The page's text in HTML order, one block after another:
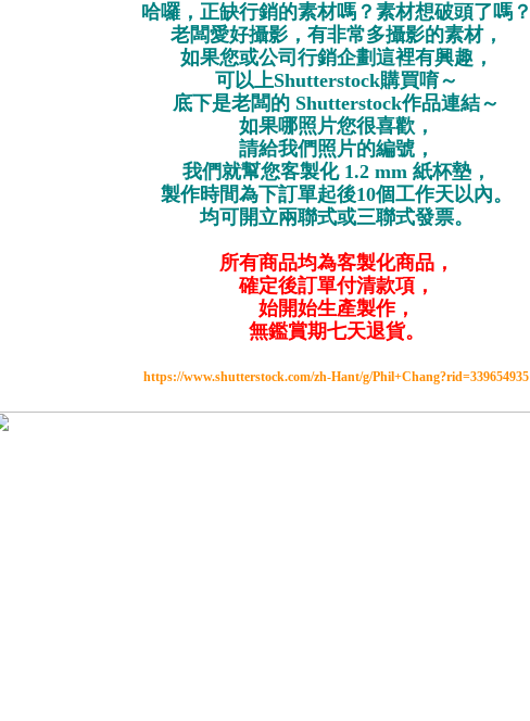
哈囉，正缺行銷的素材嗎？素材想破頭了嗎？
老闆愛好攝影，有非常多攝影的素材，
如果您或公司行銷企劃這裡有興趣，
可以上Shutterstock購買唷～
底下是老闆的 Shutterstock作品連結～
如果哪照片您很喜歡，
請給我們照片的編號，
我們就幫您客製化 1.2 mm 紙杯墊，
製作時間為下訂單起後10個工作天以內。
均可開立兩聯式或三聯式發票。
所有商品均為客製化商品，
確定後訂單付清款項，
始開始生產製作，
無鑑賞期七天退貨。
https://www.shutterstock.com/zh-Hant/g/Phil+Chang?rid=339654935